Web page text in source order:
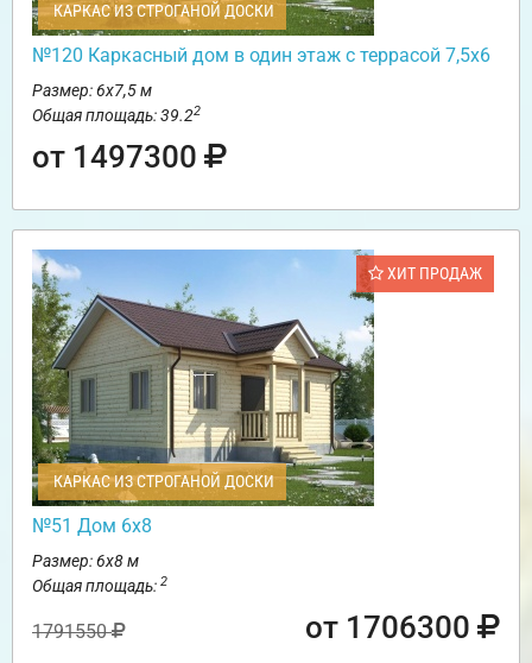
КАРКАС ИЗ СТРОГАНОЙ ДОСКИ
№120 Каркасный дом в один этаж с террасой 7,5х6
Размер: 6х7,5 м
Общая площадь: 39.22
от 1497300
ХИТ ПРОДАЖ
КАРКАС ИЗ СТРОГАНОЙ ДОСКИ
№51 Дом 6х8
Размер: 6х8 м
Общая площадь: 2
1791550 от 1706300